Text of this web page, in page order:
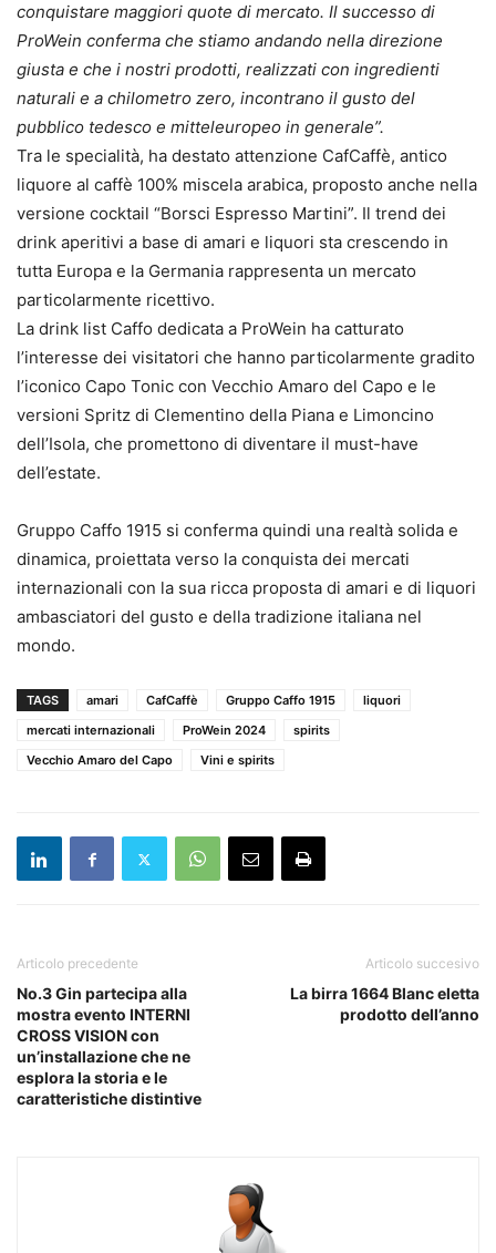
conquistare maggiori quote di mercato. Il successo di
ProWein conferma che stiamo andando nella direzione
giusta e che i nostri prodotti, realizzati con ingredienti
naturali e a chilometro zero, incontrano il gusto del
pubblico tedesco e mitteleuropeo in generale”.
Tra le specialità, ha destato attenzione CafCaffè, antico
liquore al caffè 100% miscela arabica, proposto anche nella
versione cocktail “Borsci Espresso Martini”. Il trend dei
drink aperitivi a base di amari e liquori sta crescendo in
tutta Europa e la Germania rappresenta un mercato
particolarmente ricettivo.
La drink list Caffo dedicata a ProWein ha catturato
l’interesse dei visitatori che hanno particolarmente gradito
l’iconico Capo Tonic con Vecchio Amaro del Capo e le
versioni Spritz di Clementino della Piana e Limoncino
dell’Isola, che promettono di diventare il must-have
dell’estate.
Gruppo Caffo 1915 si conferma quindi una realtà solida e
dinamica, proiettata verso la conquista dei mercati
internazionali con la sua ricca proposta di amari e di liquori
ambasciatori del gusto e della tradizione italiana nel
mondo.
TAGS amari CafCaffè Gruppo Caffo 1915
liquori
mercati internazionali
ProWein 2024
spirits
Vecchio Amaro del Capo
Vini e spirits
Articolo precedente
No.3 Gin partecipa alla
mostra evento INTERNI
CROSS VISION con
un’installazione che ne
esplora la storia e le
caratteristiche distintive
Articolo succesivo
La birra 1664 Blanc eletta
prodotto dell’anno